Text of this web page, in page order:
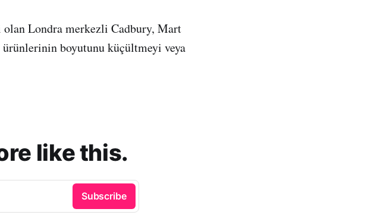
Londra merkezli Cadbury, Mart
ürünlerinin boyutunu küçültmeyi veya
like this.
Subscribe